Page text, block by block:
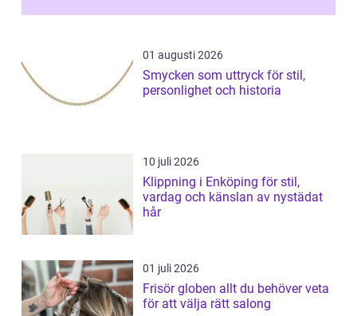
01 augusti 2026
Smycken som uttryck för stil,
personlighet och historia
10 juli 2026
Klippning i Enköping för stil,
vardag och känslan av nystädat
hår
01 juli 2026
Frisör globen allt du behöver veta
för att välja rätt salong